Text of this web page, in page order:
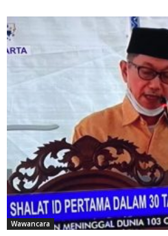
Wawancara